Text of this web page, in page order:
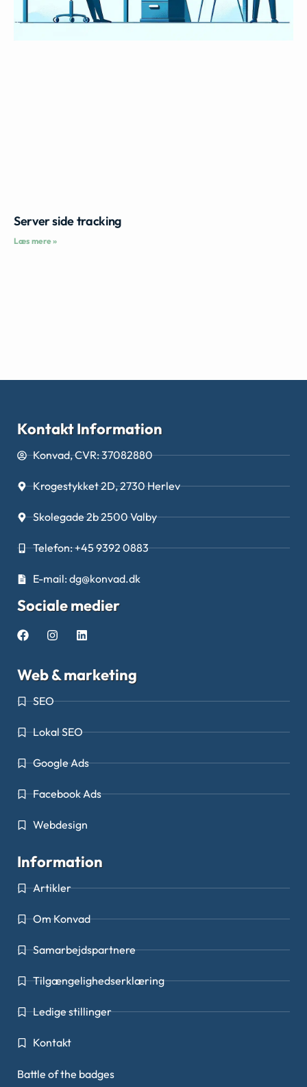
Server side tracking
Læs mere »
Kontakt Information
Konvad, CVR: 37082880
Krogestykket 2D, 2730 Herlev
Skolegade 2b 2500 Valby
Telefon: +45 9392 0883
E-mail: dg@konvad.dk
Sociale medier
Web & marketing
SEO
Lokal SEO
Google Ads
Facebook Ads
Webdesign
Information
Artikler
Om Konvad
Samarbejdspartnere
Tilgængelighedserklæring
Ledige stillinger
Kontakt
Battle of the badges